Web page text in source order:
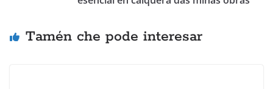
Tamén che pode interesar